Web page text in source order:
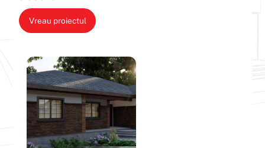
Vreau proiectul